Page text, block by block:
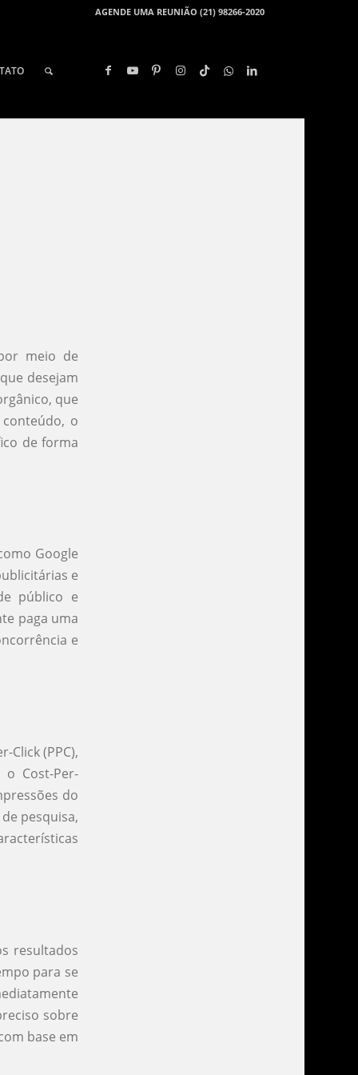
AGENDE UMA REUNIÃO (21) 98266-2020
meio de
desejam
que
o
de forma
Google
e
público e
paga uma
e
Click (PPC),
Cost-Per-
do
pesquisa,
resultados
para se
sobre
base em